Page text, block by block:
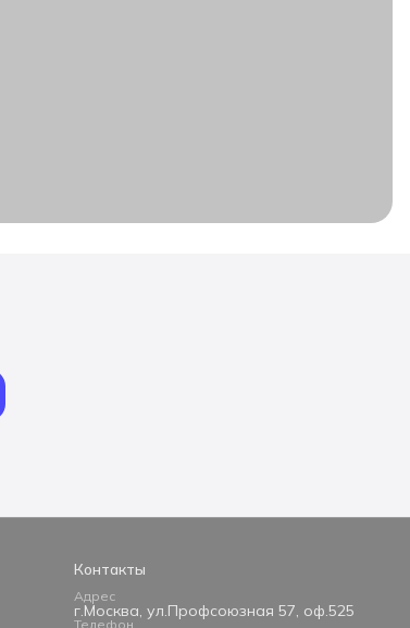
Контакты
Адрес
г.Москва, ул.Профсоюзная 57, оф.525
Телефон